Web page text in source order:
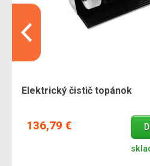
Elektrický čistič topánok
136,79 €